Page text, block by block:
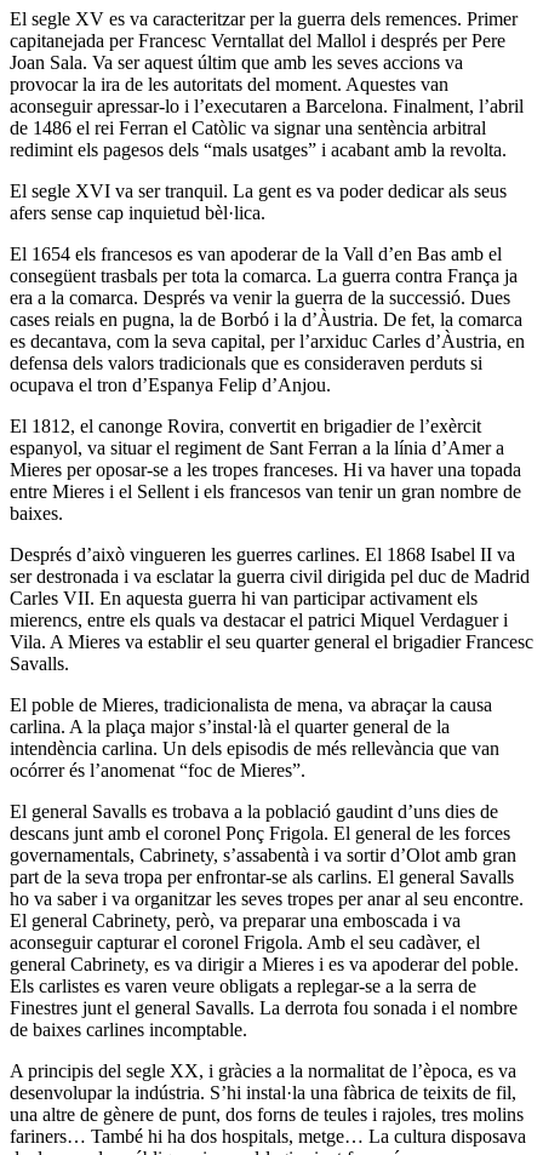
El segle XV es va caracteritzar per la guerra dels remences. Primer
capitanejada per Francesc Verntallat del Mallol i després per Pere
Joan Sala. Va ser aquest últim que amb les seves accions va
provocar la ira de les autoritats del moment. Aquestes van
aconseguir apressar-lo i l’executaren a Barcelona. Finalment, l’abril
de 1486 el rei Ferran el Catòlic va signar una sentència arbitral
redimint els pagesos dels “mals usatges” i acabant amb la revolta.
El segle XVI va ser tranquil. La gent es va poder dedicar als seus
afers sense cap inquietud bèl·lica.
El 1654 els francesos es van apoderar de la Vall d’en Bas amb el
consegüent trasbals per tota la comarca. La guerra contra França ja
era a la comarca. Després va venir la guerra de la successió. Dues
cases reials en pugna, la de Borbó i la d’Àustria. De fet, la comarca
es decantava, com la seva capital, per l’arxiduc Carles d’Àustria, en
defensa dels valors tradicionals que es consideraven perduts si
ocupava el tron d’Espanya Felip d’Anjou.
El 1812, el canonge Rovira, convertit en brigadier de l’exèrcit
espanyol, va situar el regiment de Sant Ferran a la línia d’Amer a
Mieres per oposar-se a les tropes franceses. Hi va haver una topada
entre Mieres i el Sellent i els francesos van tenir un gran nombre de
baixes.
Després d’això vingueren les guerres carlines. El 1868 Isabel II va
ser destronada i va esclatar la guerra civil dirigida pel duc de Madrid
Carles VII. En aquesta guerra hi van participar activament els
mierencs, entre els quals va destacar el patrici Miquel Verdaguer i
Vila. A Mieres va establir el seu quarter general el brigadier Francesc
Savalls.
El poble de Mieres, tradicionalista de mena, va abraçar la causa
carlina. A la plaça major s’instal·là el quarter general de la
intendència carlina. Un dels episodis de més rellevància que van
ocórrer és l’anomenat “foc de Mieres”.
El general Savalls es trobava a la població gaudint d’uns dies de
descans junt amb el coronel Ponç Frigola. El general de les forces
governamentals, Cabrinety, s’assabentà i va sortir d’Olot amb gran
part de la seva tropa per enfrontar-se als carlins. El general Savalls
ho va saber i va organitzar les seves tropes per anar al seu encontre.
El general Cabrinety, però, va preparar una emboscada i va
aconseguir capturar el coronel Frigola. Amb el seu cadàver, el
general Cabrinety, es va dirigir a Mieres i es va apoderar del poble.
Els carlistes es varen veure obligats a replegar-se a la serra de
Finestres junt el general Savalls. La derrota fou sonada i el nombre
de baixes carlines incomptable.
A principis del segle XX, i gràcies a la normalitat de l’època, es va
desenvolupar la indústria. S’hi instal·la una fàbrica de teixits de fil,
una altre de gènere de punt, dos forns de teules i rajoles, tres molins
fariners… També hi ha dos hospitals, metge… La cultura disposava